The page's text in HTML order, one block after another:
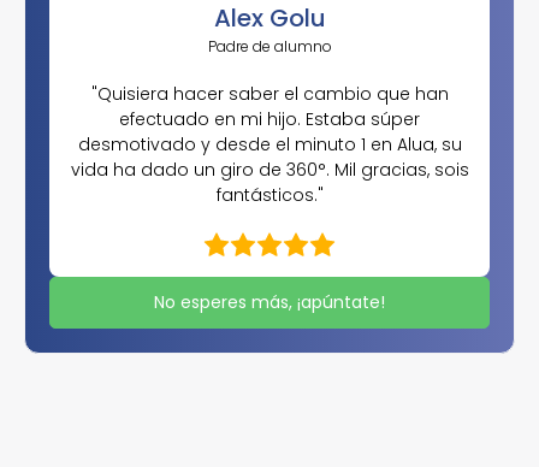
Alex Golu
Padre de alumno
"Quisiera hacer saber el cambio que han
efectuado en mi hijo. Estaba súper
desmotivado y desde el minuto 1 en Alua, su
vida ha dado un giro de 360°. Mil gracias, sois
fantásticos."
No esperes más, ¡apúntate!